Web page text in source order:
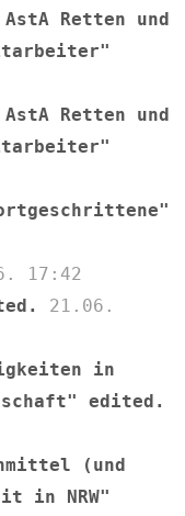
Retten und
Retten und
17:42
21.06.
in
edited.
(und
in NRW"